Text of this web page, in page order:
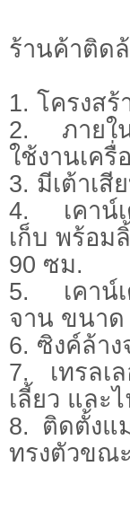
ร้านค้าติด
1. โครงส
2. ภายใน
ใช้งานเครื่
3. มีเต้าเ
4. เคาน์เ
เก็บ พร้อม
90 ซม.
5. เคาน์เ
จาน ขนาด
6. ซิงค์ล้า
7. เทรลเ
เลี้ยว และ
8. ติดตั้งแ
ทรงตัวขณ